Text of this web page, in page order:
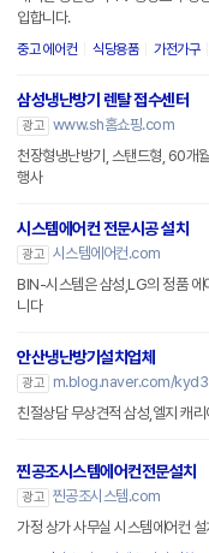
입합니다.
중고 에어컨 식당용품 가전가구
삼성냉난방기 렌탈 접수센터
광고 www.sh홈쇼핑.com
천장형냉난방기, 스탠드형, 60개
행사
시스템에어컨 전문시공 설치
광고 시스템에어컨.com
BIN-시스템은 삼성,LG의 정품 에
니다
안산냉난방기설치업체
광고
m.blog.naver.com/
친절상담 무상견적 삼성,엘지 캐
찐공조시스템에어컨전문설치
광고 찐공조시스템.com
가정 상가 사무실 시스템에어컨